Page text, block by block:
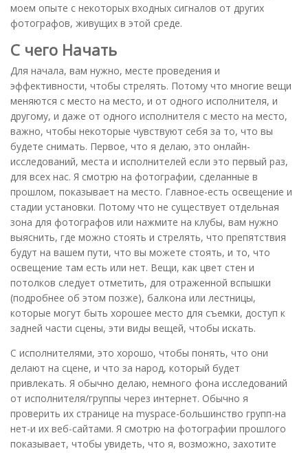
моем опыте с некоторых входных сигналов от других
фотографов, живущих в этой среде.
С чего Начать
Для начала, вам нужно, месте проведения и
эффективности, чтобы стрелять. Потому что многие вещи
меняются с место на место, и от одного исполнителя, и
другому, и даже от одного исполнителя с место на место,
важно, чтобы некоторые чувствуют себя за то, что вы
будете снимать. Первое, что я делаю, это онлайн-
исследований, места и исполнителей если это первый раз,
для всех нас. Я смотрю на фотографии, сделанные в
прошлом, показывает на место. Главное-есть освещение и
стадии установки. Потому что не существует отдельная
зона для фотографов или нажмите на клубы, вам нужно
выяснить, где можно стоять и стрелять, что препятствия
будут на вашем пути, что вы можете стоять, и то, что
освещение там есть или нет. Вещи, как цвет стен и
потолков следует отметить, для отраженной вспышки
(подробнее об этом позже), балкона или лестницы,
которые могут быть хорошее место для съемки, доступ к
задней части сцены, эти виды вещей, чтобы искать.
С исполнителями, это хорошо, чтобы понять, что они
делают на сцене, и что за народ, который будет
привлекать. Я обычно делаю, немного фона исследований
от исполнителя/группы через интернет. Обычно я
проверить их странице на myspace-большинство групп-на
нет-и их веб-сайтами. Я смотрю на фотографии прошлого
показывает, чтобы увидеть, что я, возможно, захотите